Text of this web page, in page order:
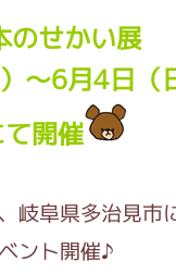
のせかい展
～6月4日（
開催
岐阜県多治見市
ント開催♪
ーション
ション
サート